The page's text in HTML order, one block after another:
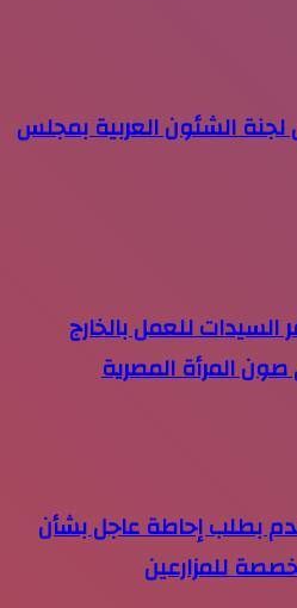
لجنة الشئون العربية بمجلس
للعمل بالخارج
المرأة المصرية
بطلب إحاطة عاجل بشأن
للمزارعين